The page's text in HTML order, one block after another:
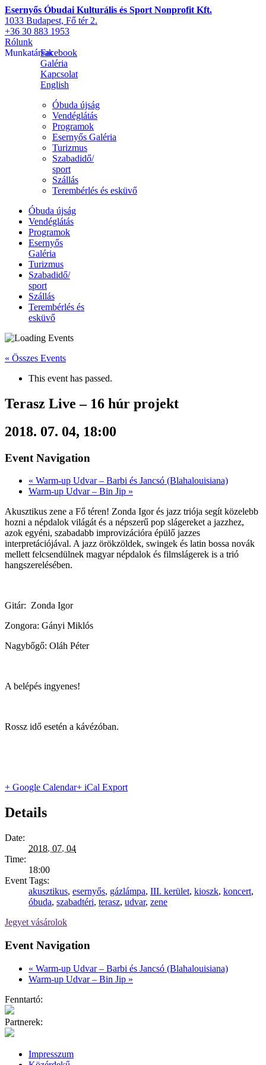
Esernyős Óbudai Kulturális és Sport Nonprofit Kft.
1033 Budapest, Fő tér 2.
+36 30 883 1953
Rólunk
MunkatársakFacebook
Galéria
Kapcsolat
English
Óbuda újság
Vendéglátás
Programok
Esernyős Galéria
Turizmus
Szabadidő/
sport
Szállás
Terembérlés és esküvő
Óbuda újság
Vendéglátás
Programok
Esernyős
Galéria
Turizmus
Szabadidő/
sport
Szállás
Terembérlés és
esküvő
« Összes Events
This event has passed.
Terasz Live – 16 húr projekt
2018. 07. 04, 18:00
Event Navigation
« Warm-up Udvar – Barbi és Jancsó (Blahalouisiana)
Warm-up Udvar – Bin Jip »
Akusztikus zene a Fő téren! Zonda Igor és jazz triója segít közelebb
hozni a népdalok világát és a népszerű pop slágereket a jazzhez,
azok egyéni, szabadabb improvizációra épülő jazzes
interpretációjával. A jazz örökzöldek, swingek és latin bossa novák
mellett felcsendülnek magyar népdalok és filmslágerek is a trió
hangszerelésében.
Gitár: Zonda Igor
Zongora: Gányi Miklós
Nagybőgő: Oláh Péter
A belépés ingyenes!
Rossz idő esetén a kávézóban.
+ Google Calendar+ iCal Export
Details
Date:
2018. 07. 04
Time:
18:00
Event Tags:
akusztikus, esernyős, gázlámpa, III. kerület, kioszk, koncert,
óbuda, szabadtéri, terasz, udvar, zene
Jegyet vásárolok
Event Navigation
« Warm-up Udvar – Barbi és Jancsó (Blahalouisiana)
Warm-up Udvar – Bin Jip »
Fenntartó:
Partnerek:
Impresszum